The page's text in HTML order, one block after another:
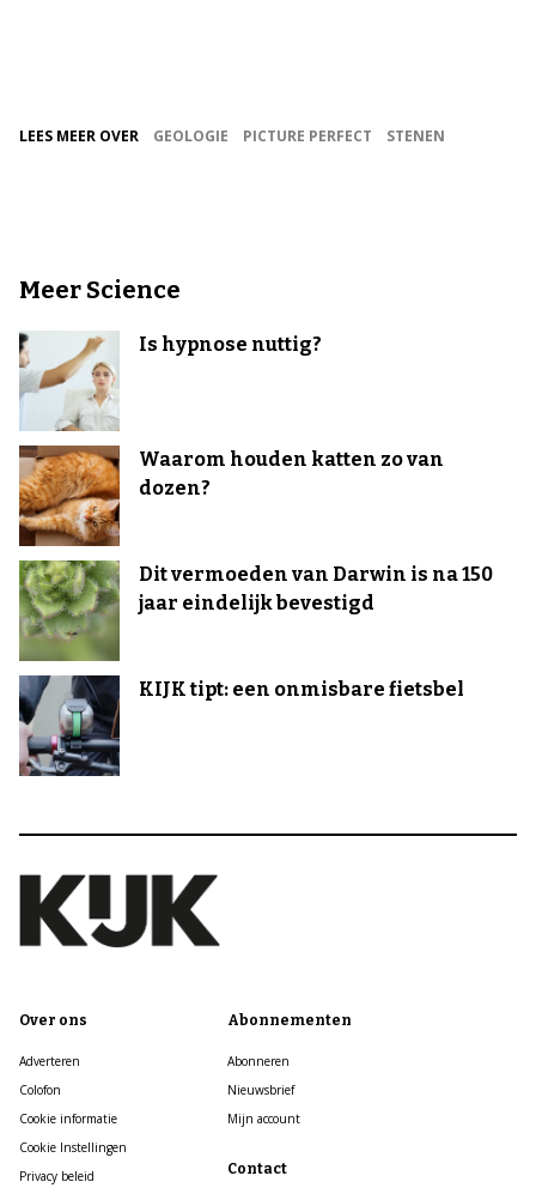
LEES MEER OVER GEOLOGIE PICTURE PERFECT STENEN
Meer Science
Is hypnose nuttig?
Waarom houden katten zo van
dozen?
Dit vermoeden van Darwin is na 150
jaar eindelijk bevestigd
KIJK tipt: een onmisbare fietsbel
Over ons
Adverteren
Colofon
Cookie informatie
Cookie Instellingen
Privacy beleid
Abonnementen
Abonneren
Nieuwsbrief
Mijn account
Contact